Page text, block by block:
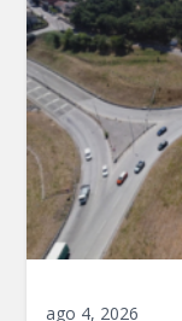
ago 4, 2026